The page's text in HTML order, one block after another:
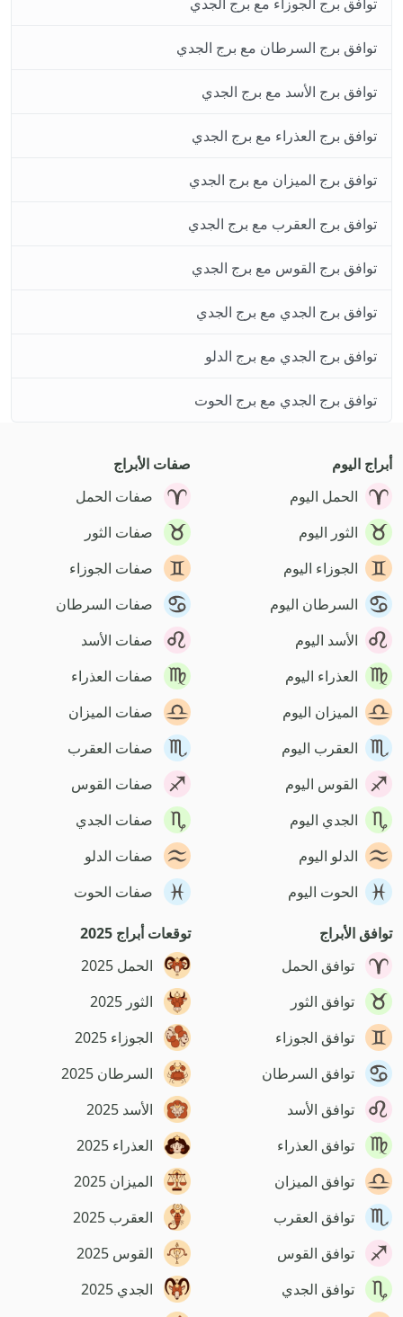
توافق برج السرطان مع برج الجدي
توافق برج الأسد مع برج الجدي
توافق برج العذراء مع برج الجدي
توافق برج الميزان مع برج الجدي
توافق برج العقرب مع برج الجدي
توافق برج القوس مع برج الجدي
توافق برج الجدي مع برج الجدي
توافق برج الجدي مع برج الدلو
توافق برج الجدي مع برج الحوت
أبراج اليوم
الحمل اليوم
الثور اليوم
الجوزاء اليوم
السرطان اليوم
الأسد اليوم
العذراء اليوم
الميزان اليوم
العقرب اليوم
القوس اليوم
الجدي اليوم
الدلو اليوم
الحوت اليوم
صفات الأبراج
صفات الحمل
صفات الثور
صفات الجوزاء
صفات السرطان
صفات الأسد
صفات العذراء
صفات الميزان
صفات العقرب
صفات القوس
صفات الجدي
صفات الدلو
صفات الحوت
توافق الأبراج
توافق الحمل
توافق الثور
توافق الجوزاء
توافق السرطان
توافق الأسد
توافق العذراء
توافق الميزان
توافق العقرب
توافق القوس
توافق الجدي
توقعات أبراج 2025
الحمل 2025
الثور 2025
الجوزاء 2025
السرطان 2025
الأسد 2025
العذراء 2025
الميزان 2025
العقرب 2025
القوس 2025
الجدي 2025